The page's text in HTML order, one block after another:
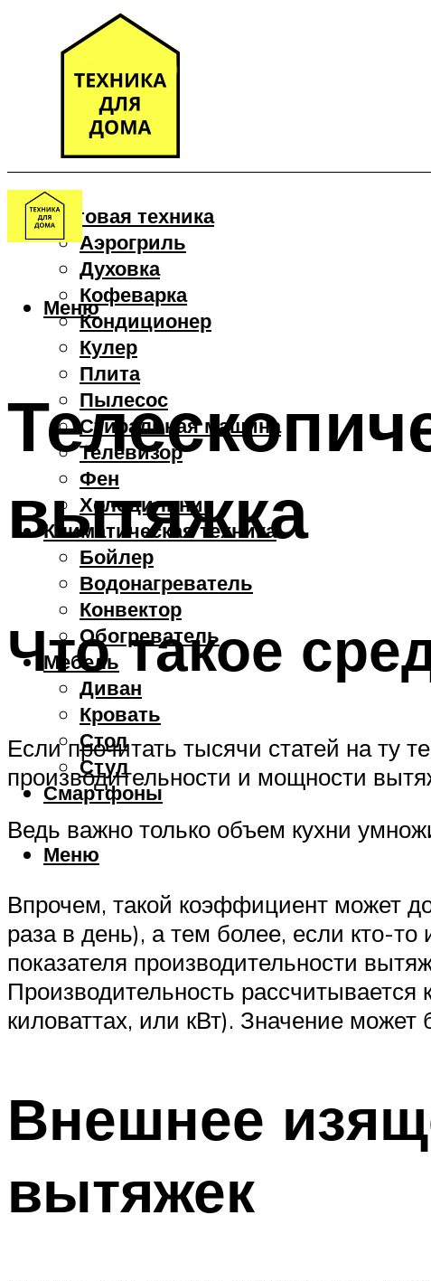
Бытовая техника
Аэрогриль
Духовка
Кофеварка
Кондиционер
Кулер
Плита
Пылесос
Стиральная машина
Телевизор
Фен
Холодильник
Климатическая техника
Бойлер
Водонагреватель
Конвектор
Обогреватель
Мебель
Диван
Кровать
Стол
Стул
Смартфоны
Меню
Меню
вытяжка
Что такое
Если прочитать тысячи статей на ту
производительности и мощности
Ведь важно только объем кухни
Впрочем, такой коэффициент может
раза в день), а тем более, если кто-
показателя производительности
Производительность
киловаттах, или кВт). Значение
Внешнее
вытяжек